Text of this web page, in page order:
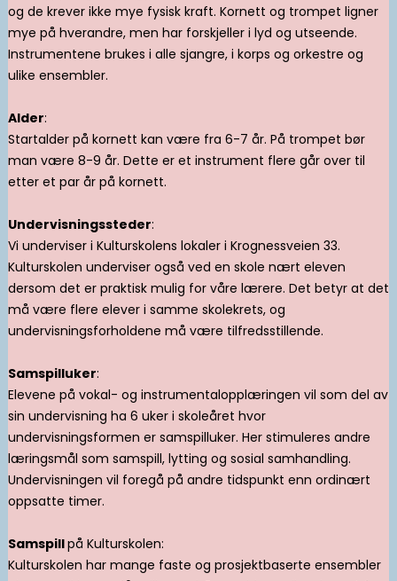
og de krever ikke mye fysisk kraft. Kornett og trompet ligner
mye på hverandre, men har forskjeller i lyd og utseende.
Instrumentene brukes i alle sjangre, i korps og orkestre og
ulike ensembler.
Alder:
Startalder på kornett kan være fra 6-7 år. På trompet bør
man være 8-9 år. Dette er et instrument flere går over til
etter et par år på kornett.
Undervisningssteder:
Vi underviser i Kulturskolens lokaler i Krognessveien 33.
Kulturskolen underviser også ved en skole nært eleven
dersom det er praktisk mulig for våre lærere. Det betyr at det
må være flere elever i samme skolekrets, og
undervisningsforholdene må være tilfredsstillende.
Samspilluker:
Elevene på vokal- og instrumentalopplæringen vil som del av
sin undervisning ha 6 uker i skoleåret hvor
undervisningsformen er samspilluker. Her stimuleres andre
læringsmål som samspill, lytting og sosial samhandling.
Undervisningen vil foregå på andre tidspunkt enn ordinært
oppsatte timer.
Samspillpå Kulturskolen:
Kulturskolen har mange faste og prosjektbaserte ensembler